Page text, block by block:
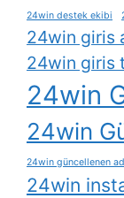
24win destek ekibi
24win giris
24win giris
24win
24win
24win güncellenen
24win